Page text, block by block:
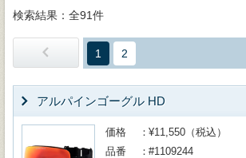
検索結果：全91件
1 2
アルパインゴーグル HD
価格
¥11,550（税込）
品番
#1109244